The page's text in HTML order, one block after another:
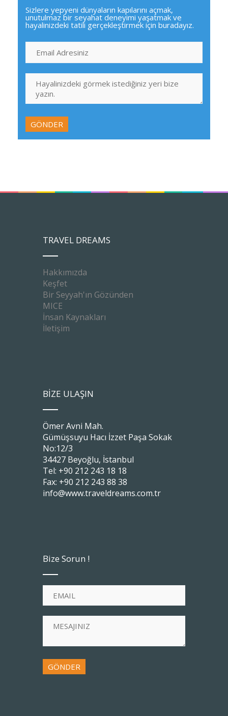
Sizlere yepyeni dünyaların kapılarını açmak,
unutulmaz bir seyahat deneyimi yaşatmak ve
hayalinizdeki tatili gerçekleştirmek için buradayız.
TRAVEL DREAMS
Hakkımızda
Keşfet
Bir Seyyah'ın Gözünden
MICE
İnsan Kaynakları
İletişim
BİZE ULAŞIN
Ömer Avni Mah.
Gümüşsuyu Hacı İzzet Paşa Sokak
No:12/3
34427 Beyoğlu, İstanbul
Tel: +90 212 243 18 18
Fax: +90 212 243 88 38
info@www.traveldreams.com.tr
Bize Sorun !